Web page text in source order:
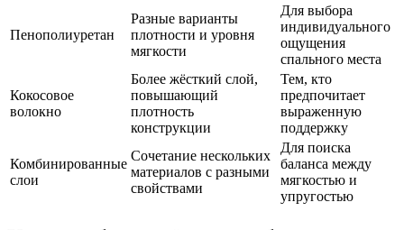
Пенополиуретан
Разные варианты
плотности и уровня
мягкости
Для выбора
индивидуального
ощущения
спального места
Кокосовое
волокно
Более жёсткий слой,
повышающий
плотность
конструкции
Тем, кто
предпочитает
выраженную
поддержку
Комбинированные
слои
Сочетание нескольких
материалов с разными
свойствами
Для поиска
баланса между
мягкостью и
упругостью